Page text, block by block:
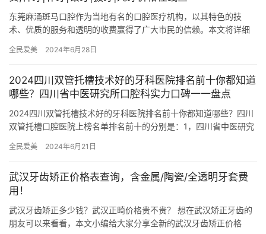
东莞麻涌斑马口腔作为当地有名的口腔医疗机构，以其特色的技
术、优质的服务和透明的收费赢得了广大市民的信赖。本文将详细
牙科服务…
全民爱美 2024年6月28日
2024四川双管托槽技术好的牙科医院排名前十你都知道
哪些？四川省中医研究所口腔科实力口碑一一盘点
2024四川双管托槽技术好的牙科医院排名前十你都知道哪些？四川
双管托槽口腔医院上榜名单排名前十的分别是：1，四川省中医研究
全民爱美 2024年6月21日
武汉牙齿矫正价格表查询，含金属/陶瓷/全透明牙套费
用！
武汉牙齿矫正多少钱？武汉正畸价格贵不贵？ 想在武汉矫正牙齿的
朋友可以来看看，本文小编给大家分享全新的武汉牙齿矫正价格